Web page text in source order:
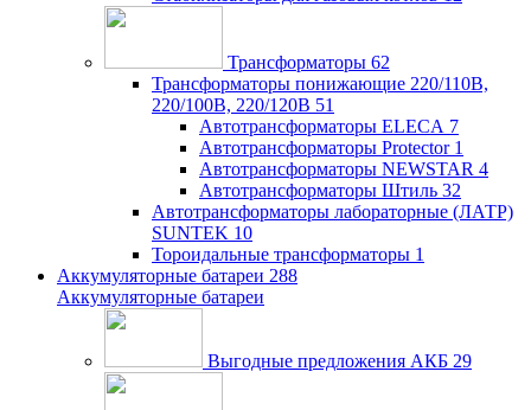
Трансформаторы 62
Трансформаторы понижающие 220/110В,
220/100В, 220/120В 51
Автотрансформаторы ELECA 7
Автотрансформаторы Protector 1
Автотрансформаторы NEWSTAR 4
Автотрансформаторы Штиль 32
Автотрансформаторы лабораторные (ЛАТР)
SUNTEK 10
Тороидальные трансформаторы 1
Аккумуляторные батареи 288
Аккумуляторные батареи
Выгодные предложения АКБ 29